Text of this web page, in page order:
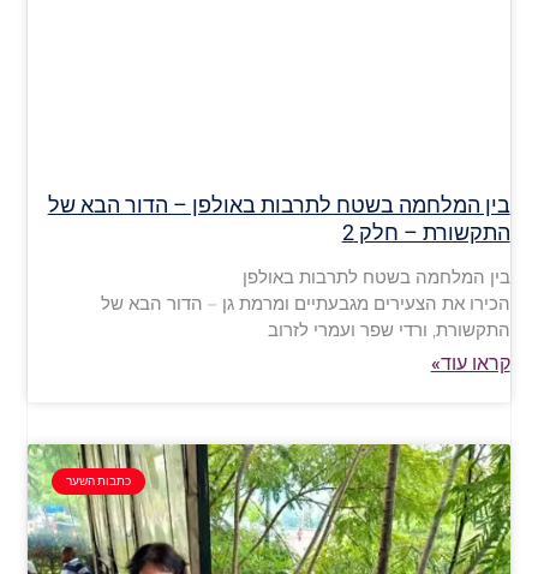
בין המלחמה בשטח לתרבות באולפן – הדור הבא של
התקשורת – חלק 2
בין המלחמה בשטח לתרבות באולפן
הכירו את הצעירים מגבעתיים ומרמת גן – הדור הבא של
התקשורת, ורדי שפר ועמרי לזרוב
קראו עוד»
כתבות השער